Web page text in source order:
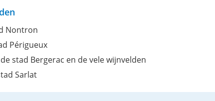
Nontron
Périgueux
stad Bergerac en de vele wijnvelden
Sarlat